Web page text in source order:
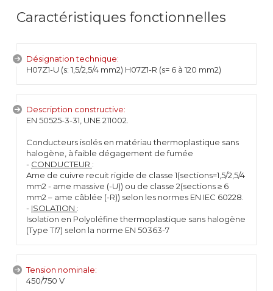
Caractéristiques fonctionnelles
Désignation technique:
H07Z1-U (s: 1,5/2,5/4 mm2) H07Z1-R (s= 6 à 120 mm2)
Description constructive:
EN 50525-3-31, UNE 211002.
Conducteurs isolés en matériau thermoplastique sans
halogène, à faible dégagement de fumée
- CONDUCTEUR :
Ame de cuivre recuit rigide de classe 1(sections=1,5/2,5/4
mm2 - ame massive (-U)) ou de classe 2(sections ≥ 6
mm2 – ame câblée (-R)) selon les normes EN IEC 60228.
- ISOLATION :
Isolation en Polyoléfine thermoplastique sans halogène
(Type TI7) selon la norme EN 50363-7
Tension nominale:
450/750 V